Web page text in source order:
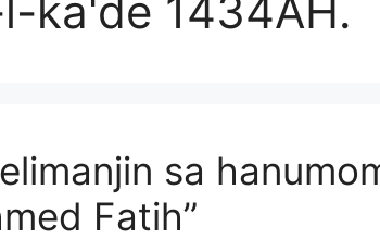
ka'de 1434AH.
sa
Fatih”